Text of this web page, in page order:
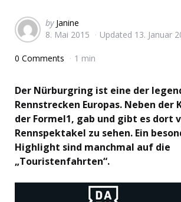
Posted
by
by Janine
8. Mai 2015
Updated 13. Januar
0 Comments 1 min
Der Nürburgring ist eine der
Rennstrecken Europas. Neben der
der Formel1, gab und gibt es dort
Rennspektakel zu sehen. Ein
Highlight sind manchmal auf die
„Touristenfahrten“.